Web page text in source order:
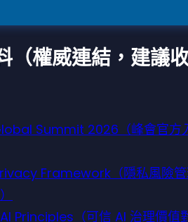
（權威連結，建議
Summit 2026（峰會官方
Framework（隱私風險
Principles（可信 AI 治理價值